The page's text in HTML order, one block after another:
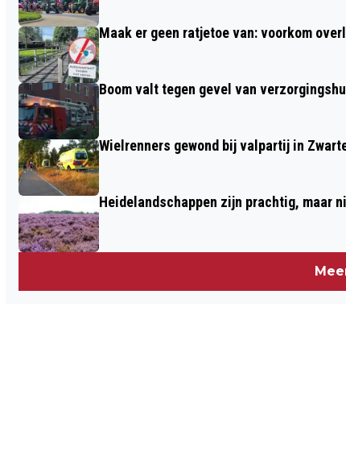
EXPERIENCE
Maak er geen ratjetoe van: voorkom
Boom valt tegen gevel van
Wielrenners gewond bij valpartij in
Heidelandschappen zijn prachtig, maar